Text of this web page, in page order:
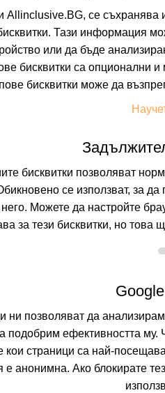
до -59%настаняване от 13.09 до
7=6 наст. 02.06-13.07; 29.08-13.09;
Allinclusive.BG, се
Тази информация
или да бъде
бисквитки са опционални
бисквитки може да
бисквитки позволяват
се използват, за
Можете да настройте
за тези бисквитки, но това
ни позволяват да
подобрим ефективността
кои страници са най-
анонимна. Ако блокирате